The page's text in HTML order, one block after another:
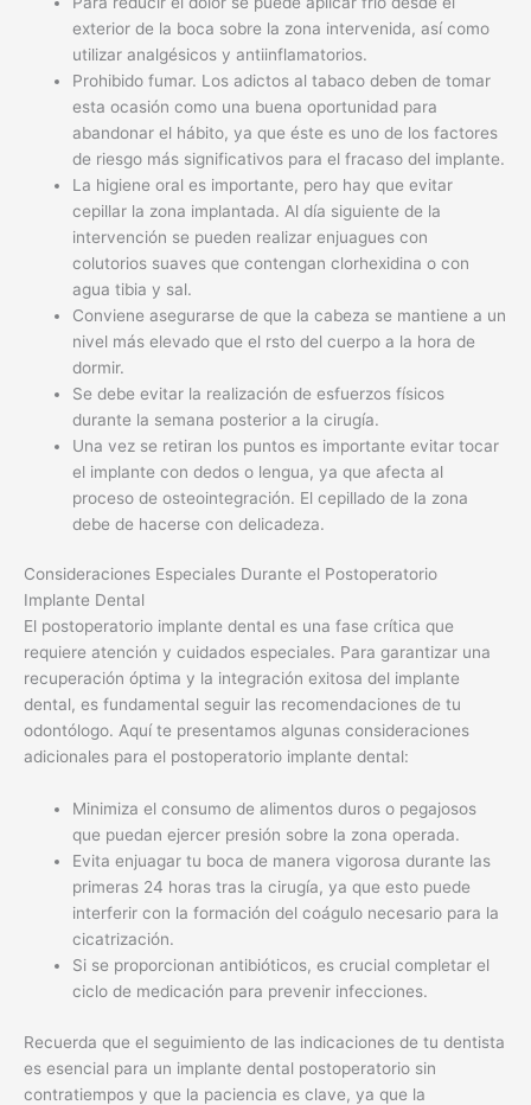
exterior de la boca sobre la zona intervenida, así como
utilizar analgésicos y antiinflamatorios.
Prohibido fumar. Los adictos al tabaco deben de tomar
esta ocasión como una buena oportunidad para
abandonar el hábito, ya que éste es uno de los factores
de riesgo más significativos para el fracaso del implante.
La higiene oral es importante, pero hay que evitar
cepillar la zona implantada. Al día siguiente de la
intervención se pueden realizar enjuagues con
colutorios suaves que contengan clorhexidina o con
agua tibia y sal.
Conviene asegurarse de que la cabeza se mantiene a un
nivel más elevado que el rsto del cuerpo a la hora de
dormir.
Se debe evitar la realización de esfuerzos físicos
durante la semana posterior a la cirugía.
Una vez se retiran los puntos es importante evitar tocar
el implante con dedos o lengua, ya que afecta al
proceso de osteointegración. El cepillado de la zona
debe de hacerse con delicadeza.
Consideraciones Especiales Durante el Postoperatorio
Implante Dental
El postoperatorio implante dental es una fase crítica que
requiere atención y cuidados especiales. Para garantizar una
recuperación óptima y la integración exitosa del implante
dental, es fundamental seguir las recomendaciones de tu
odontólogo. Aquí te presentamos algunas consideraciones
adicionales para el postoperatorio implante dental:
Minimiza el consumo de alimentos duros o pegajosos
que puedan ejercer presión sobre la zona operada.
Evita enjuagar tu boca de manera vigorosa durante las
primeras 24 horas tras la cirugía, ya que esto puede
interferir con la formación del coágulo necesario para la
cicatrización.
Si se proporcionan antibióticos, es crucial completar el
ciclo de medicación para prevenir infecciones.
Recuerda que el seguimiento de las indicaciones de tu dentista
es esencial para un implante dental postoperatorio sin
contratiempos y que la paciencia es clave, ya que la